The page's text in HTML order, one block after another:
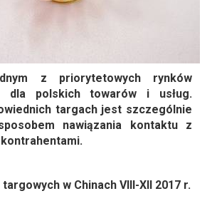
z priorytetowych rynków
dla polskich towarów i usług.
targach jest szczególnie
nawiązania kontaktu z
w Chinach VIII-XII 2017 r.